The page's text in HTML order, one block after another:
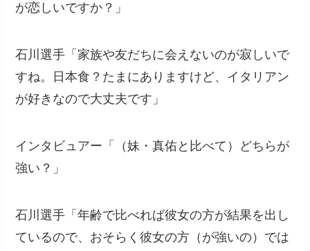
が恋しいですか？」
石川選手「家族や友だちに会えないのが寂しいで
すね。日本食？たまにありますけど、イタリアン
が好きなので大丈夫です」
インタビュアー「（妹・真佑と比べて）どちらが
強い？」
石川選手「年齢で比べれば彼女の方が結果を出し
ているので、おそらく彼女の方（が強いの）では